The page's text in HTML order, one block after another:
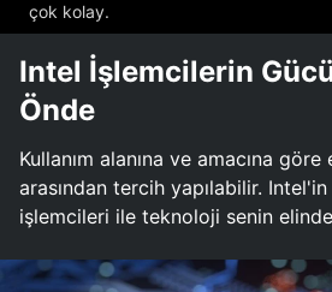
çok kolay.
Intel İşlemcilerin
Önde
Kullanım alanına ve amacına
arasından tercih yapılabilir.
işlemcileri ile teknoloji senin